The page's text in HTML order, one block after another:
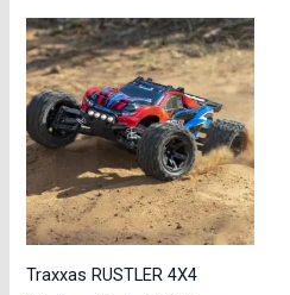
Traxxas RUSTLER 4X4